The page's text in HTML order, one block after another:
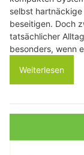
selbst
beseitigen. Doch
tatsächlicher
besonders, wenn
Weiterlesen